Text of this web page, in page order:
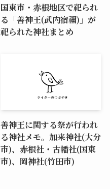
国東市・赤根地区で祀られ
る「善神王(武内宿禰)」が
祀られた神社まとめ
善神王に関する祭が行われ
る神社メモ。加来神社(大分
市)、赤根社・古幡社(国東
市)、岡神社(竹田市)